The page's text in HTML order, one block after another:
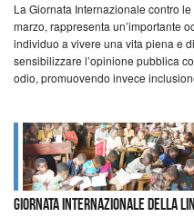
La Giornata Internazionale contro
marzo, rappresenta un’importante
individuo a vivere una vita piena e
sensibilizzare l’opinione pubblica
odio, promuovendo invece
Giornata Internazionale della